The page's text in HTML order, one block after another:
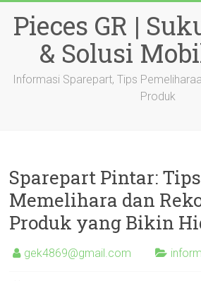
content
Pieces GR |
& Solusi
Informasi Sparepart, Tips
Produk
Sparepart Pintar: Tips
Memelihara dan
Produk yang Bikin
gek4869@gmail.com